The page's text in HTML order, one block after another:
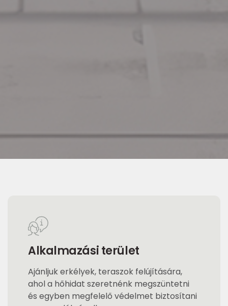
Alkalmazási terület
Ajánljuk erkélyek, teraszok felújítására,
ahol a hőhidat szeretnénk megszüntetni
és egyben megfelelő védelmet biztosítani